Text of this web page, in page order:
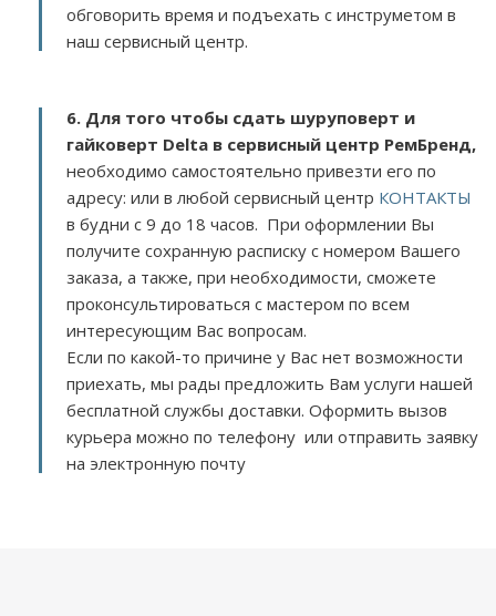
обговорить время и подъехать с инструметом в
наш сервисный центр.
6. Для того чтобы сдать шуруповерт и
гайковерт Delta в сервисный центр РемБренд,
необходимо самостоятельно привезти его по
адресу: или в любой сервисный центр КОНТАКТЫ
в будни с 9 до 18 часов. При оформлении Вы
получите сохранную расписку с номером Вашего
заказа, а также, при необходимости, сможете
проконсультироваться с мастером по всем
интересующим Вас вопросам.
Если по какой-то причине у Вас нет возможности
приехать, мы рады предложить Вам услуги нашей
бесплатной службы доставки. Оформить вызов
курьера можно по телефону или отправить заявку
на электронную почту